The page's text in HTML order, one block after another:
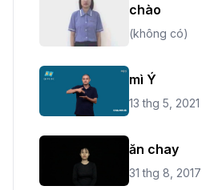
chào
(không có)
mì Ý
13 thg 5, 2021
ăn chay
31 thg 8, 2017